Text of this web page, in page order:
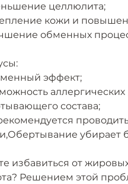
целлюлита;
кожи и
обменных
эффект;
состава;
убирает
избавиться от
Решением этой